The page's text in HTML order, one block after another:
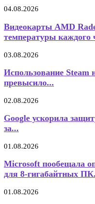
04.08.2026
Видеокарты AMD
температуры каждого
03.08.2026
Использование
превысило...
02.08.2026
Google ускорила
за...
01.08.2026
Microsoft пообещала
для 8-гигабайтных
01.08.2026